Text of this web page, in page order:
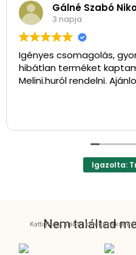
Gálné Szabó
3 napja
Igényes csomagolás,
hibátlan terméket
Melini.huról rendelni.
Igazolta:
Nem találtad
Kattints az alábbi kategóriákra